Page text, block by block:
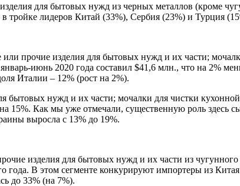
для бытовых нужд из черных металлов (кроме
тройке лидеров Китай (33%), Сербия (23%) и Турция
прочие изделия для бытовых нужд и их части;
июнь 2020 года составил $41,6 млн., что на 2%
Италии – 12% (рост на 2%).
нужд и их части; мочалки для чистки
15%. Как мы уже отмечали, существенную роль здесь
выросла с 13% до 19%.
изделия для бытовых нужд и их части из чугунного
В этом сегменте конкурируют импортеры из
до 33% (на 7%).